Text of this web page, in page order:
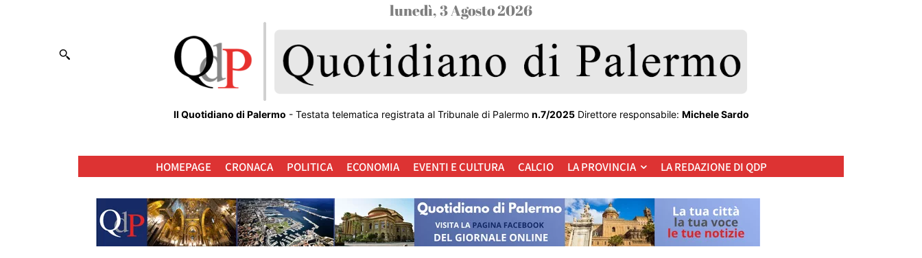
lunedì, 3 Agosto 2026
Il Quotidiano di Palermo - Testata telematica registrata al Tribunale di Palermo n.7/2025Direttore responsabile: Michele Sardo
HOMEPAGE CRONACA POLITICA ECONOMIA EVENTI E CULTURA CALCIO LA PROVINCIA LA REDAZIONE DI QDP